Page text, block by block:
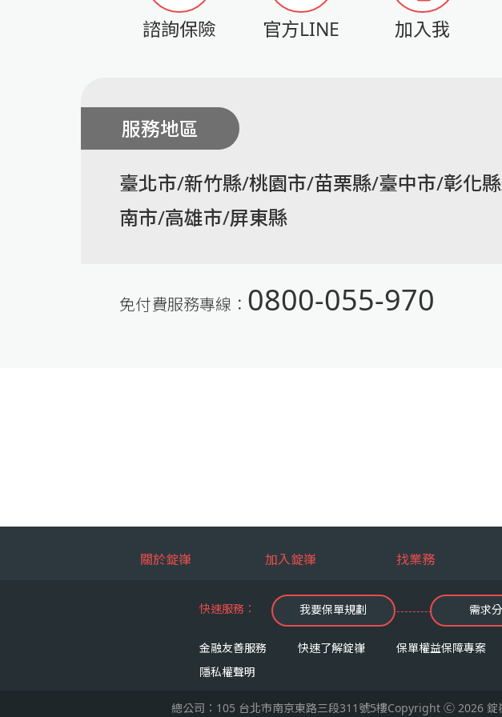
諮詢保險 官方LINE 加入我
服務地區
臺北市/新竹縣/桃園市/苗栗縣/臺中市/彰化
南市/高雄市/屏東縣
免付費服務專線： 0800-055-970
關於錠嵂 加入錠嵂 找業務
快速服務： 我要保單規劃 需求
金融友善服務 快速了解錠嵂
保單權益保障專案
隱私權聲明
總公司：105 台北市南京東路三段311號5樓Copyright Ⓒ 2026